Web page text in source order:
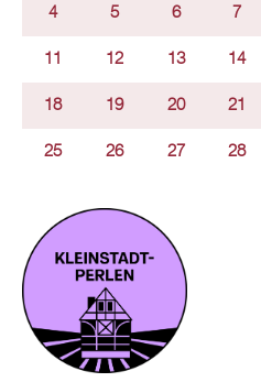
4 5 6 7
11 12 13 14
18 19 20 21
25 26 27 28